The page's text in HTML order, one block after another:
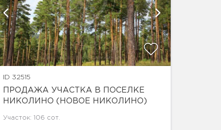
ID 32515
ПРОДАЖА УЧАСТКА В ПОСЕЛКЕ
НИКОЛИНО (НОВОЕ НИКОЛИНО)
Участок: 106 сот.